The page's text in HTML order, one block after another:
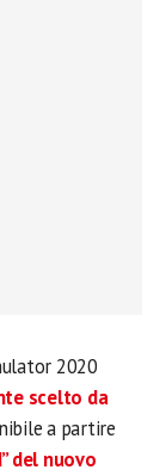
2020
scelto da
a partire
del nuovo